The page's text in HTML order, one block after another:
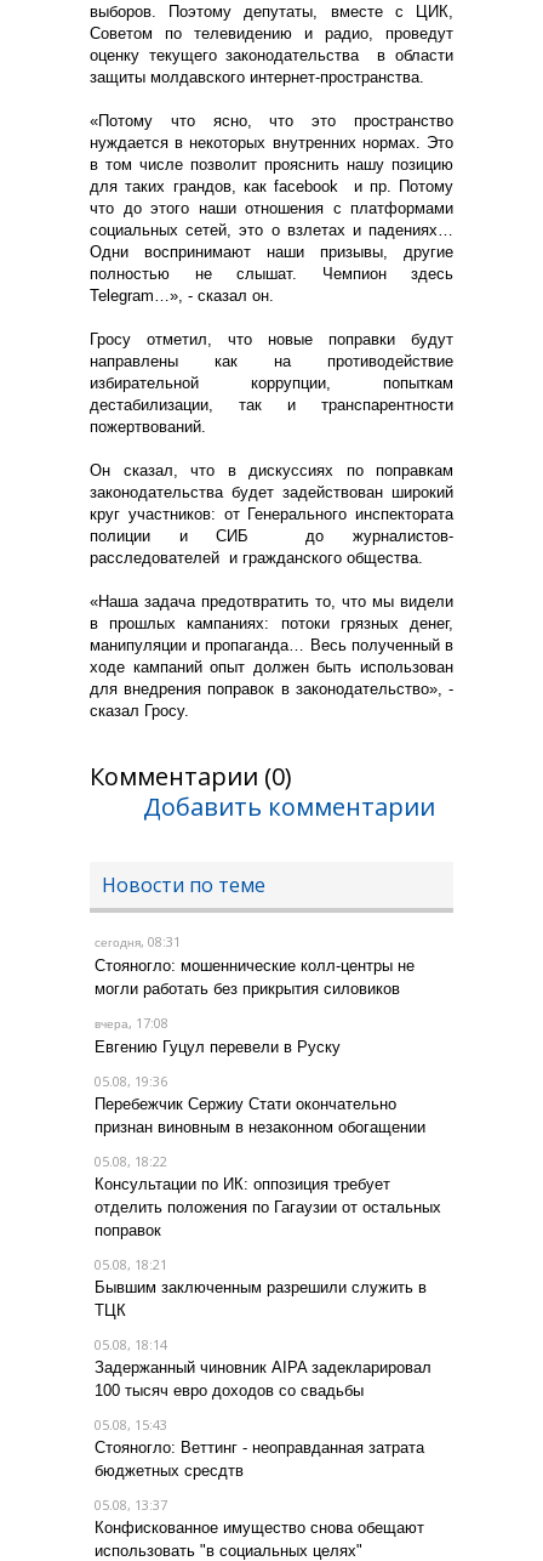
выборов. Поэтому депутаты, вместе с ЦИК,
Советом по телевидению и радио, проведут
оценку текущего законодательства в области
защиты молдавского интернет-пространства.
«Потому что ясно, что это пространство
нуждается в некоторых внутренних нормах. Это
в том числе позволит прояснить нашу позицию
для таких грандов, как facebook и пр. Потому
что до этого наши отношения с платформами
социальных сетей, это о взлетах и падениях…
Одни воспринимают наши призывы, другие
полностью не слышат. Чемпион здесь
Telegram…», - сказал он.
Гросу отметил, что новые поправки будут
направлены как на противодействие
избирательной коррупции, попыткам
дестабилизации, так и транспарентности
пожертвований.
Он сказал, что в дискуссиях по поправкам
законодательства будет задействован широкий
круг участников: от Генерального инспектората
полиции и СИБ до журналистов-
расследователей и гражданского общества.
«Наша задача предотвратить то, что мы видели
в прошлых кампаниях: потоки грязных денег,
манипуляции и пропаганда… Весь полученный в
ходе кампаний опыт должен быть использован
для внедрения поправок в законодательство», -
сказал Гросу.
Комментарии (0)
Добавить комментарии
Новости по теме
сегодня, 08:31
Стояногло: мошеннические колл-центры не
могли работать без прикрытия силовиков
вчера, 17:08
Евгению Гуцул перевели в Руску
05.08, 19:36
Перебежчик Сержиу Стати окончательно
признан виновным в незаконном обогащении
05.08, 18:22
Консультации по ИК: оппозиция требует
отделить положения по Гагаузии от остальных
поправок
05.08, 18:21
Бывшим заключенным разрешили служить в
ТЦК
05.08, 18:14
Задержанный чиновник AIPA задекларировал
100 тысяч евро доходов со свадьбы
05.08, 15:43
Стояногло: Веттинг - неоправданная затрата
бюджетных сресдтв
05.08, 13:37
Конфискованное имущество снова обещают
использовать "в социальных целях"